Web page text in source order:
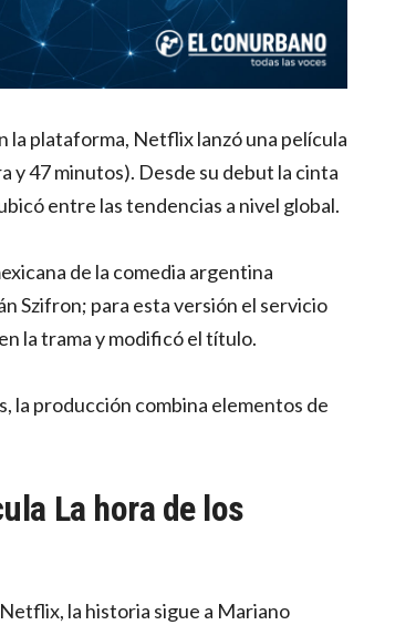
la plataforma, Netflix lanzó una película
y 47 minutos). Desde su debut la cinta
entre las tendencias a nivel global.
de la comedia argentina
Szifron; para esta versión el servicio
la trama y modificó el título.
la producción combina elementos de
La hora de los
la historia sigue a Mariano